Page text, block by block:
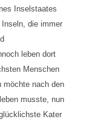
Inselstaates
die immer
leben dort
Menschen
möchte nach den
musste, nun
Kater